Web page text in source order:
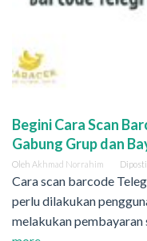
Begini Cara Scan
Gabung Grup dan
Oleh Akhmad Norrahim
Cara scan barcode
perlu dilakukan
melakukan